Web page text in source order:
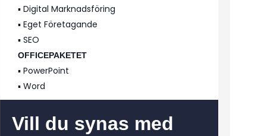
▪️ Digital Marknadsföring
▪️ Eget Företagande
▪️ SEO
OFFICEPAKETET
▪️ PowerPoint
▪️ Word
Vill du synas med